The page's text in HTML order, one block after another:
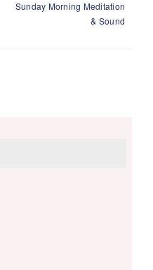
Sunday Morning Meditation
& Sound